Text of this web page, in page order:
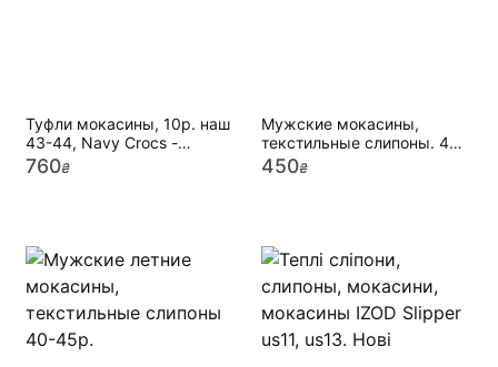
Туфли мокасины, 10р. наш
43-44, Navy Crocs -
Embossed Moccasin
760₴
Мужские мокасины,
текстильные слипоны. 40-
45р.
450₴